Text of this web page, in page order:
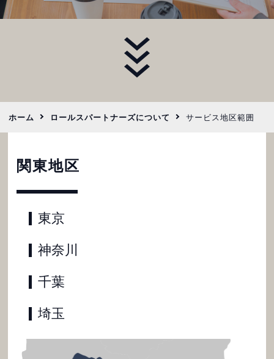
ホーム ロールスパートナーズについて サービス地区範囲
関東地区
東京
神奈川
千葉
埼玉